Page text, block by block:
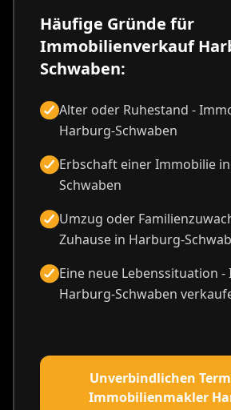
Häufige Gründe für
Immobilienverkauf
Schwaben:
Alter oder Ruhestand -
Harburg-Schwaben
Erbschaft einer Immobilie
Schwaben
Umzug oder
Zuhause in Harburg-
Eine neue Lebenssituation
Harburg-Schwaben
Unverbindlichen
Immobilienmakler